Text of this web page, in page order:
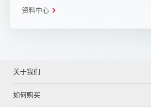
资料中心
关于我们
如何购买